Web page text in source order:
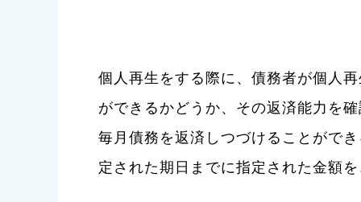
個人再生をする際に、債務者が個人
ができるかどうか、その返済能力を
毎月債務を返済しつづけることがで
定された期日までに指定された金額